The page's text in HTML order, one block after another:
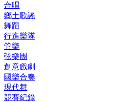
合唱
鄉土歌謠
舞蹈
行進樂隊
管樂
弦樂團
創意戲劇
國樂合奏
現代舞
競賽紀錄